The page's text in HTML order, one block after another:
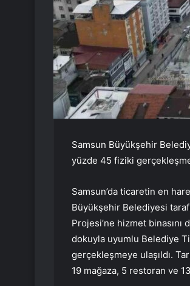
Samsun Büyükşehir
yüzde 45 fiziki
Samsun’da ticaretin en
Büyükşehir Belediyesi
Projesi’ne hizmet binasını
dokuyla uyumlu Belediye
gerçekleşmeye ulaşıldı.
19 mağaza, 5 restoran ve